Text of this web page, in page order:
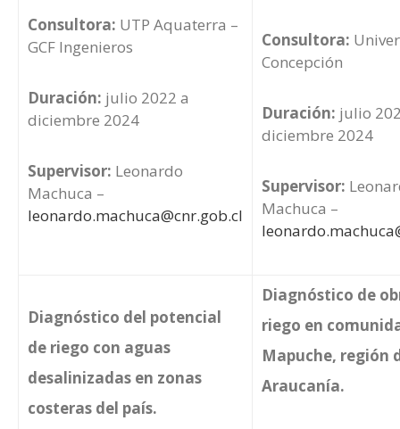
Consultora: UTP Aquaterra –
GCF Ingenieros
Duración: julio 2022 a
diciembre 2024
Supervisor: Leonardo
Machuca –
leonardo.machuca@cnr.gob.cl
Consultora:
Concepción
Duración: julio
diciembre 2024
Supervisor:
Machuca –
Diagnóstico del potencial
de riego con aguas
desalinizadas en zonas
costeras del país.
Diagnóstico de
riego en
Mapuche, región
Araucanía.